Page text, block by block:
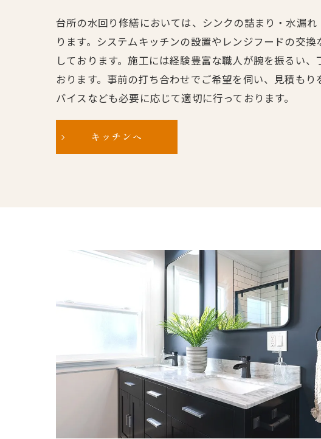
台所の水回り修繕においては、シンクの詰まり・水漏
ります。システムキッチンの設置やレンジフードの交
しております。施工には経験豊富な職人が腕を振るい
おります。事前の打ち合わせでご希望を伺い、見積も
バイスなども必要に応じて適切に行っております。
キッチンへ